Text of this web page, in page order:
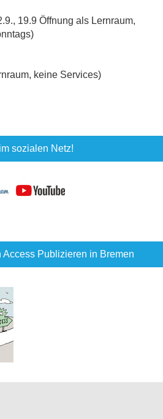
19.9 Öffnung als Lernraum,
keine Services)
sozialen Netz!
Access Publizieren in Bremen